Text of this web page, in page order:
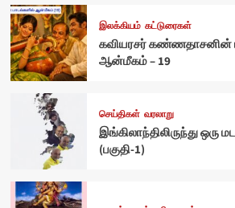
இலக்கியம் கட்டுரைகள்
கவியரசர் கண்ணதாசனின்
ஆன்மீகம் – 19
செய்திகள் வரலாறு
இங்கிலாந்திலிருந்து ஒரு
(பகுதி-1)